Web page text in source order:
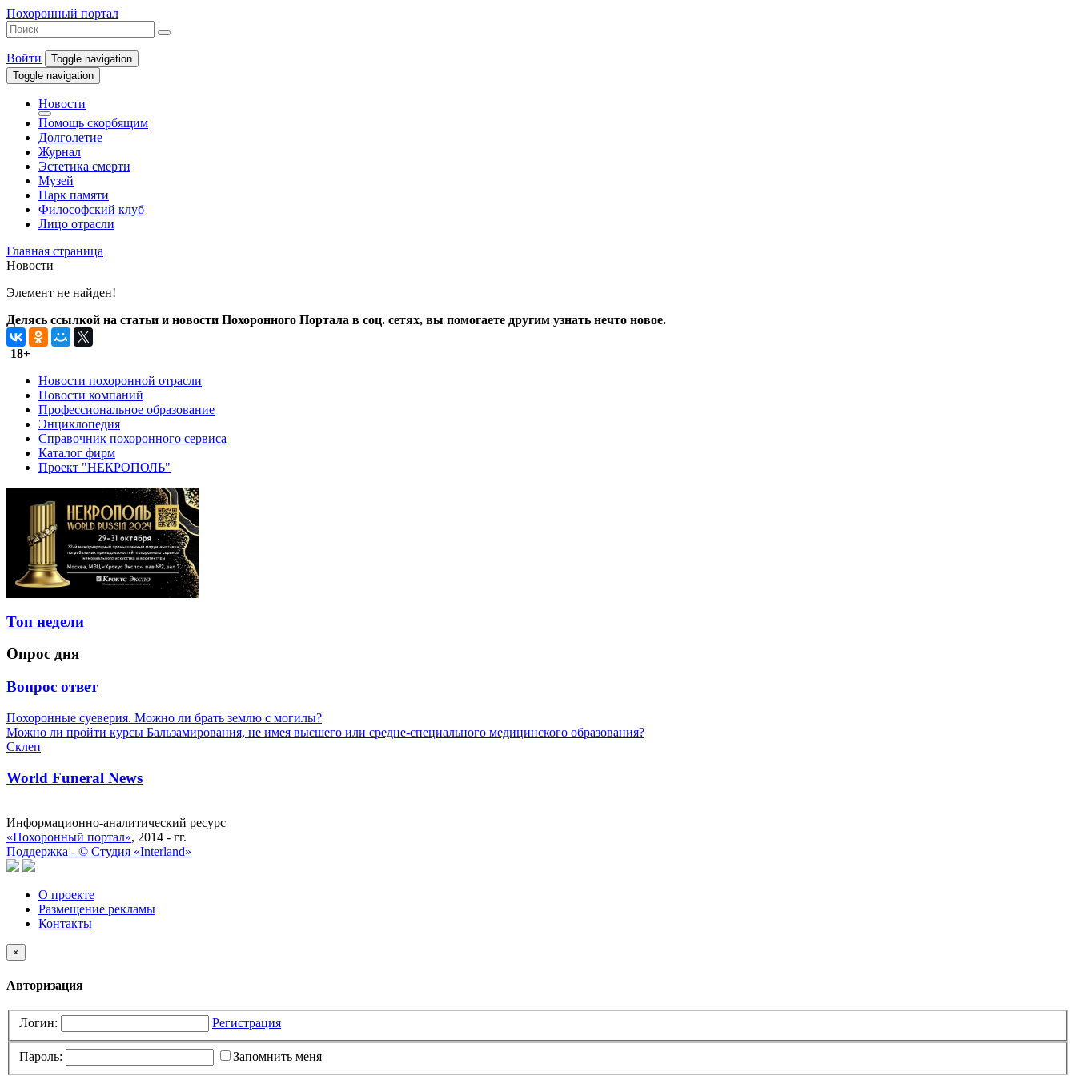
Похоронный портал
Войти
Toggle navigation
Toggle navigation
Новости
Помощь скорбящим
Долголетие
Журнал
Эстетика смерти
Музей
Парк памяти
Философский клуб
Лицо отрасли
Главная страница
Новости
Элемент не найден!
Делясь ссылкой на статьи и новости Похоронного Портала в соц. сетях, вы помогаете другим узнать нечто новое.
18+
Новости похоронной отрасли
Новости компаний
Профессиональное образование
Энциклопедия
Справочник похоронного сервиса
Каталог фирм
Проект "НЕКРОПОЛЬ"
Топ недели
Опрос дня
Вопрос ответ
Похоронные суеверия. Можно ли брать землю с могилы?
Можно ли пройти курсы Бальзамирования, не имея высшего или средне-специального медицинского образования?
Склеп
World Funeral News
Информационно-аналитический ресурс
«Похоронный портал», 2014 - гг.
Поддержка - © Cтудия «Interland»
О проекте
Размещение рекламы
Контакты
×
Авторизация
Логин: Регистрация
Пароль:
Запомнить меня